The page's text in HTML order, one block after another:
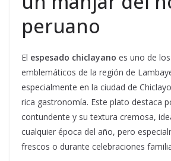
peruano
El espesado chiclayano es uno de
emblemáticos de la región de
especialmente en la ciudad de
rica gastronomía. Este plato destaca
contundente y su textura cremosa,
cualquier época del año, pero
frescos o durante celebraciones